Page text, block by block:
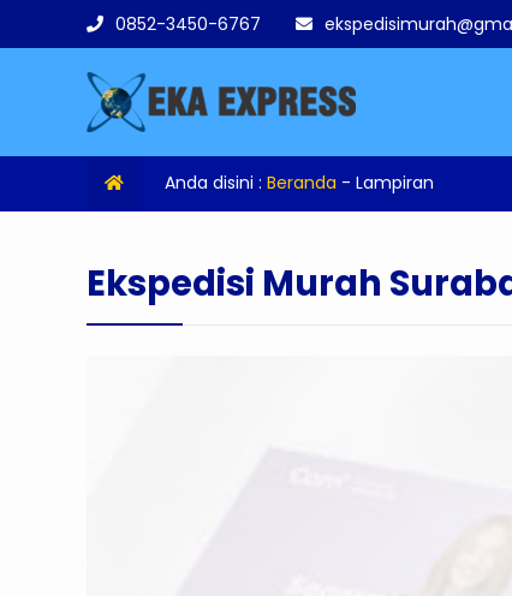
0852-3450-6767
Anda disini : Beranda - Lampiran
Ekspedisi Murah